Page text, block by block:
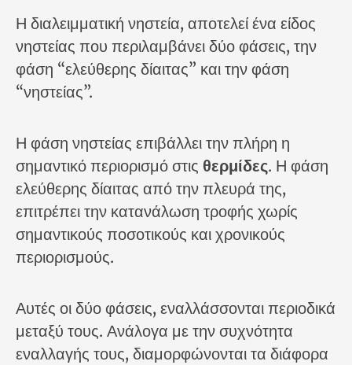
Η διαλειμματική νηστεία, αποτελεί ένα είδος
νηστείας που περιλαμβάνει δύο φάσεις, την
φάση “ελεύθερης δίαιτας” και την φάση
“νηστείας”.
Η φάση νηστείας επιβάλλει την πλήρη η
σημαντικό περιορισμό στις θερμίδες. Η φάση
ελεύθερης δίαιτας από την πλευρά της,
επιτρέπει την κατανάλωση τροφής χωρίς
σημαντικούς ποσοτικούς και χρονικούς
περιορισμούς.
Αυτές οι δύο φάσεις, εναλλάσσονται περιοδικά
μεταξύ τους. Ανάλογα με την συχνότητα
εναλλαγής τους, διαμορφώνονται τα διάφορα